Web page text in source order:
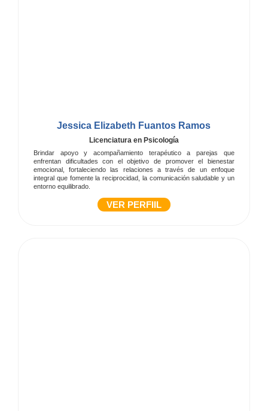
Jessica Elizabeth Fuantos Ramos
Licenciatura en Psicología
Brindar apoyo y acompañamiento terapéutico a parejas que
enfrentan dificultades con el objetivo de promover el bienestar
emocional, fortaleciendo las relaciones a través de un enfoque
integral que fomente la reciprocidad, la comunicación saludable y un
entorno equilibrado.
VER PERFIIL